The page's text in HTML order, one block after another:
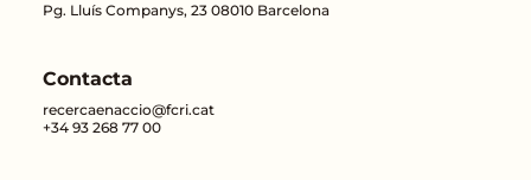
Pg. Lluís Companys, 23 08010 Barcelona
Contacta
recercaenaccio@fcri.cat
+34 93 268 77 00